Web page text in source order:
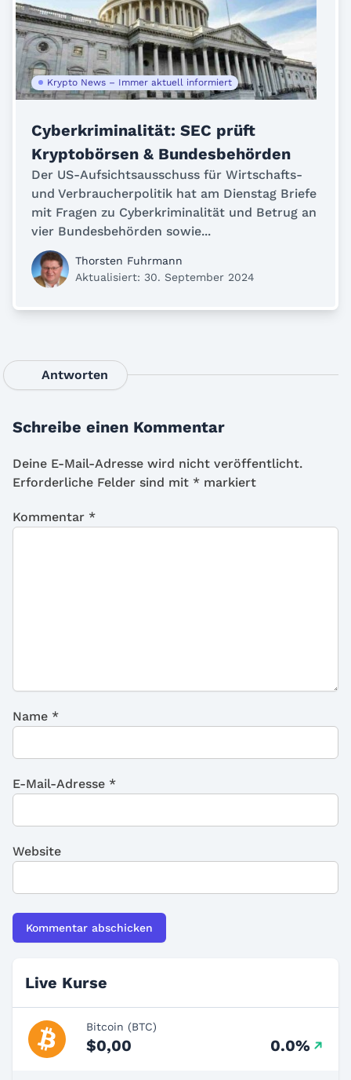
Krypto News – Immer aktuell informiert
Cyberkriminalität: SEC prüft
Kryptobörsen & Bundesbehörden
Der US-Aufsichtsausschuss für Wirtschafts-
und Verbraucherpolitik hat am Dienstag Briefe
mit Fragen zu Cyberkriminalität und Betrug an
vier Bundesbehörden sowie...
Thorsten Fuhrmann
Aktualisiert: 30. September 2024
Antworten
Schreibe einen Kommentar
Deine E-Mail-Adresse wird nicht veröffentlicht.
Erforderliche Felder sind mit * markiert
Kommentar *
Name *
E-Mail-Adresse *
Website
Live Kurse
Bitcoin (BTC)
$0,00 0.0%